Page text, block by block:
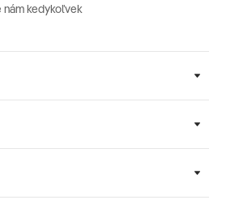
nám kedykoľvek